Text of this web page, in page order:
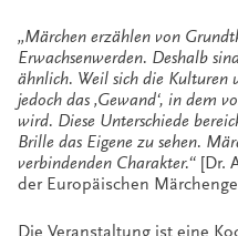
„Märchen erzählen von
Erwachsenwerden. Deshalb
ähnlich. Weil sich die Kulturen
jedoch das ‚Gewand‘, in dem
wird. Diese Unterschiede
Brille das Eigene zu sehen.
verbindenden Charakter.“ [Dr.
der Europäischen
Die Veranstaltung ist eine